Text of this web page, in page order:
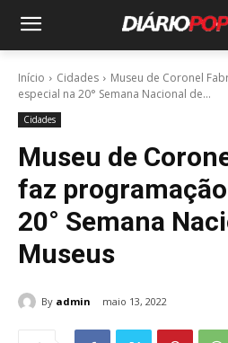
Início Cidades
Museu de Coronel
especial na 20° Semana Nacional de...
Cidades
Museu de
faz
20° Semana
Museus
By admin maio 13, 2022